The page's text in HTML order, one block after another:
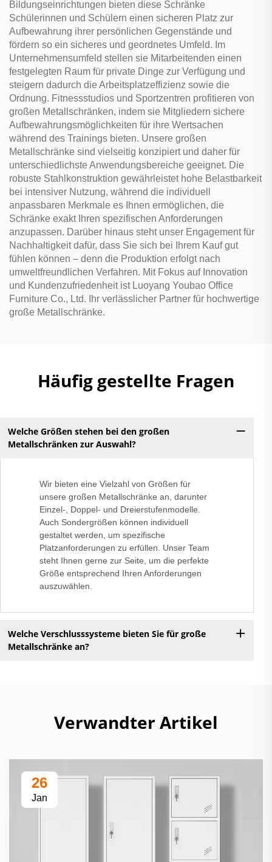
Bildungseinrichtungen bieten diese Schränke
Schülerinnen und Schülern einen sicheren Platz zur
Aufbewahrung ihrer persönlichen Gegenstände und
fördern so ein sicheres und geordnetes Umfeld. Im
Unternehmensumfeld stellen sie Mitarbeitenden einen
festgelegten Raum für private Dinge zur Verfügung und
steigern dadurch die Arbeitsplatzeffizienz sowie die
Ordnung. Fitnessstudios und Sportzentren profitieren von
großen Metallschränken, indem sie Mitgliedern sichere
Aufbewahrungsmöglichkeiten für ihre Wertsachen
während des Trainings bieten. Unsere großen
Metallschränke sind vielseitig konzipiert und daher für
unterschiedlichste Anwendungsbereiche geeignet. Die
robuste Stahlkonstruktion gewährleistet hohe Belastbarkeit
bei intensiver Nutzung, während die individuell
anpassbaren Merkmale es Ihnen ermöglichen, die
Schränke exakt Ihren spezifischen Anforderungen
anzupassen. Darüber hinaus steht unser Engagement für
Nachhaltigkeit dafür, dass Sie sich bei Ihrem Kauf gut
fühlen können – denn die Produktion erfolgt nach
umweltfreundlichen Verfahren. Mit Fokus auf Innovation
und Kundenzufriedenheit ist Luoyang Youbao Office
Furniture Co., Ltd. Ihr verlässlicher Partner für hochwertige
große Metallschränke.
Häufig gestellte Fragen
Welche Größen stehen bei den großen
Metallschränken zur Auswahl?
Wir bieten eine Vielzahl von Größen für
unsere großen Metallschränke an, darunter
Einzel-, Doppel- und Dreierstufenmodelle.
Auch Sondergrößen können individuell
gestaltet werden, um spezifische
Platzanforderungen zu erfüllen. Unser Team
steht Ihnen gerne zur Seite, um die perfekte
Größe entsprechend Ihren Anforderungen
auszuwählen.
Welche Verschlusssysteme bieten Sie für große
Metallschränke an?
Verwandter Artikel
26
Jan